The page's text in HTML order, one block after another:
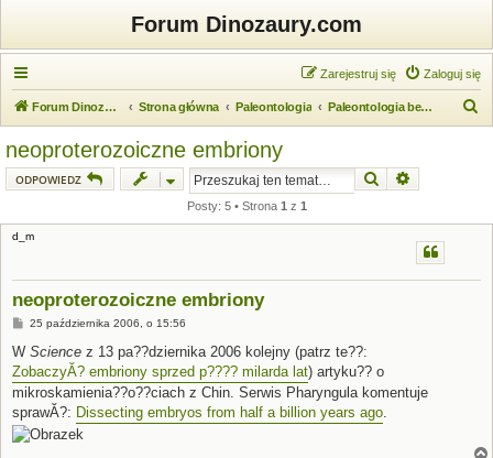
Forum Dinozaury.com
Zaloguj się
Zarejestruj się
Forum Dinozaury.com Strona główna Paleontologia Paleontologia bezkręgowców
neoproterozoiczne embriony
ODPOWIEDZ Szukaj
Posty: 5 • Strona 1 z 1
d_m
neoproterozoiczne embriony
P
s
25 października 2006, o 15:56
W Science z 13 pa??dziernika 2006 kolejny (patrz te??:
ZobaczyĂ? embriony sprzed p???? milarda lat) artyku?? o
mikroskamienia??o??ciach z Chin. Serwis Pharyngula komentuje
sprawĂ?: Dissecting embryos from half a billion years ago.